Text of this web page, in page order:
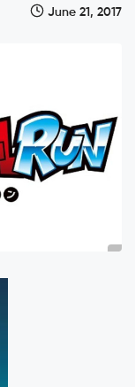
June 21, 2017